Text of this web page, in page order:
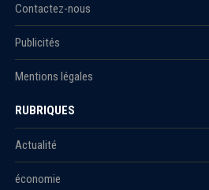
Contactez-nous
Publicités
Mentions légales
RUBRIQUES
Actualité
économie